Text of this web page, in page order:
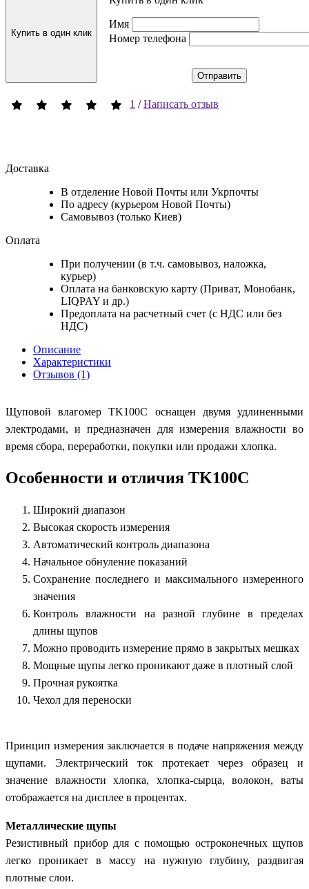
Купить в один клик
Имя
Номер телефона
Отправить
1 /Написать отзыв
Доставка
В отделение Новой Почты или Укрпочты
По адресу (курьером Новой Почты)
Самовывоз (только Киев)
Оплата
При получении (в т.ч. самовывоз, наложка,
курьер)
Оплата на банковскую карту (Приват, Монобанк,
LIQPAY и др.)
Предоплата на расчетный счет (с НДС или без
НДС)
Описание
Характеристики
Отзывов (1)
Щуповой влагомер TK100С оснащен двумя удлиненными
электродами, и предназначен для измерения влажности во
время сбора, переработки, покупки или продажи хлопка.
Особенности и отличия TK100С
Широкий диапазон
Высокая скорость измерения
Автоматический контроль диапазона
Начальное обнуление показаний
Сохранение последнего и максимального измеренного
значения
Контроль влажности на разной глубине в пределах
длины щупов
Можно проводить измерение прямо в закрытых мешках
Мощные щупы легко проникают даже в плотный слой
Прочная рукоятка
Чехол для переноски
Принцип измерения заключается в подаче напряжения между
щупами. Электрический ток протекает через образец и
значение влажности хлопка, хлопка-сырца, волокон, ваты
отображается на дисплее в процентах.
Металлические щупы
Резистивный прибор для с помощью остроконечных щупов
легко проникает в массу на нужную глубину, раздвигая
плотные слои.